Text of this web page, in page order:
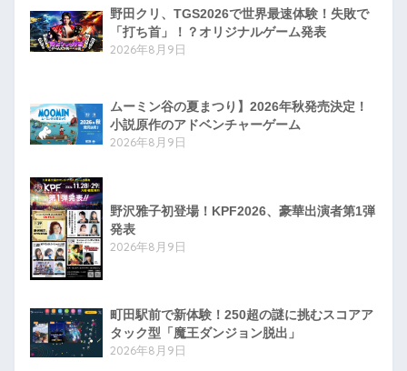
野田クリ、TGS2026で世界最速体験！失敗で
「打ち首」！？オリジナルゲーム発表
2026年8月9日
ムーミン谷の夏まつり】2026年秋発売決定！
小説原作のアドベンチャーゲーム
2026年8月9日
野沢雅子初登場！KPF2026、豪華出演者第1弾
発表
2026年8月9日
町田駅前で新体験！250超の謎に挑むスコアア
タック型「魔王ダンジョン脱出」
2026年8月9日